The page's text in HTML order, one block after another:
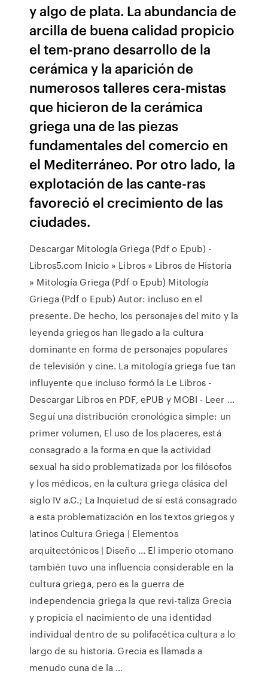
y algo de plata. La abundancia de
arcilla de buena calidad propicio
el tem-prano desarrollo de la
cerámica y la aparición de
numerosos talleres cera-mistas
que hicieron de la cerámica
griega una de las piezas
fundamentales del comercio en
el Mediterráneo. Por otro lado, la
explotación de las cante-ras
favoreció el crecimiento de las
ciudades.
Descargar Mitología Griega (Pdf o Epub) -
Libros5.com Inicio » Libros » Libros de Historia
» Mitología Griega (Pdf o Epub) Mitología
Griega (Pdf o Epub) Autor: incluso en el
presente. De hecho, los personajes del mito y la
leyenda griegos han llegado a la cultura
dominante en forma de personajes populares
de televisión y cine. La mitología griega fue tan
influyente que incluso formó la Le Libros -
Descargar Libros en PDF, ePUB y MOBI - Leer ...
Seguí una distribución cronológica simple: un
primer volumen, El uso de los placeres, está
consagrado a la forma en que la actividad
sexual ha sido problematizada por los filósofos
y los médicos, en la cultura griega clásica del
siglo IV a.C.; La Inquietud de sí está consagrado
a esta problematización en los textos griegos y
latinos Cultura Griega | Elementos
arquitectónicos | Diseño ... El imperio otomano
también tuvo una influencia considerable en la
cultura griega, pero es la guerra de
independencia griega la que revi-taliza Grecia
y propicia el nacimiento de una identidad
individual dentro de su polifacética cultura a lo
largo de su historia. Grecia es llamada a
menudo cuna de la …